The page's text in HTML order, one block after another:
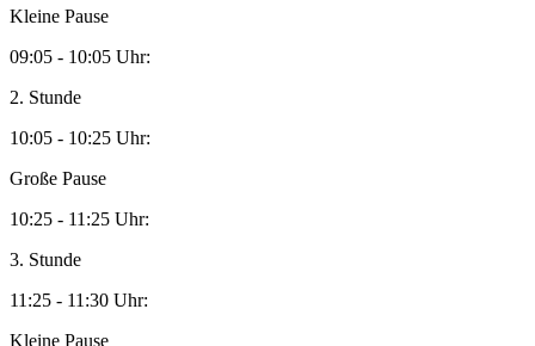
Kleine Pause
09:05 - 10:05 Uhr:
2. Stunde
10:05 - 10:25 Uhr:
Große Pause
10:25 - 11:25 Uhr:
3. Stunde
11:25 - 11:30 Uhr:
Kleine Pause